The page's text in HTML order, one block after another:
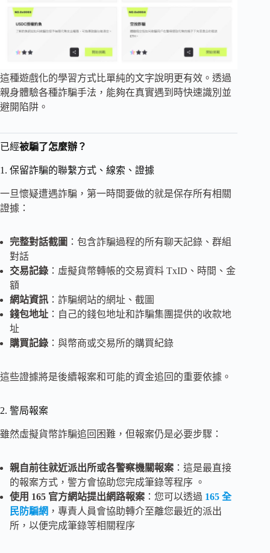
這種遊戲化的學習方式比單純的文字說明更有效。透過
親身體驗各種詐騙手法，能夠在真實遇到時快速識別並
避開陷阱。
已經被騙了怎麼辦？
1. 保留詐騙的聯繫方式、線索、證據
一旦懷疑遭遇詐騙，第一時間要做的就是保存所有相關
證據：
完整對話截圖 ：包含詐騙過程的所有聊天記錄、群組
對話
交易記錄 ：虛擬貨幣轉帳的交易資料 TxID、時間、金
額
網站資訊 ：詐騙網站的網址、截圖
錢包地址 ：自己的錢包地址和詐騙集團提供的收款地
址
購買記錄 ：與幣商或交易所的購買紀錄
這些證據將是後續報案和可能的資金追回的重要依據。
2. 警局報案
雖然虛擬貨幣詐騙追回困難，但報案仍是必要步驟：
親自前往就近派出所或各警察機關報案 ：這是最直接
的報案方式，警方會協助您完成筆錄等程序 。
使用 165 官方網站提出網路報案 ：您可以透過 165 全
民防騙網 ，專責人員會協助轉介至離您最近的派出
所，以便完成筆錄等相關程序